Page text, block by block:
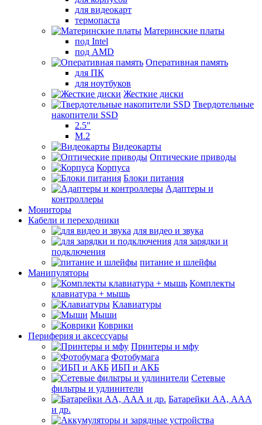
для видеокарт
термопаста
Материнские платы
под Intel
под AMD
Оперативная память
для ПК
для ноутбуков
Жесткие диски
Твердотельные
накопители SSD
2.5"
M.2
Видеокарты
Оптические приводы
Корпуса
Блоки питания
Адаптеры и
контроллеры
Мониторы
Кабели и переходники
для видео и звука
для зарядки и
подключения
питание и шлейфы
Манипуляторы
Комплекты
клавиатура + мышь
Клавиатуры
Мыши
Коврики
Периферия и аксессуары
Принтеры и мфу
Фотобумага
ИБП и АКБ
Сетевые
фильтры и удлинители
Батарейки АА, ААА
и др.